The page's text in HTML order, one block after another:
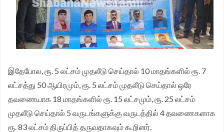
இதேபோல, ரூ. 5 லட்சம் முதலீடு செய்தால் 10 மாதங்களில் ரூ. 7
லட்சத்து 50 ஆயிரமும், ரூ. 5 லட்சம் முதலீடு செய்தால் ஒரே
தவணையாக 18 மாதங்களில் ரூ. 15 லட்சமும், ரூ. 25 லட்சம்
முதலீடு செய்தால் 5 வருடங்களுக்கு வருடத்தில் 4 தவணைகளாக
ரூ. 83 லட்சம் திருப்பித் தருவதாகவும் கூறினர்.